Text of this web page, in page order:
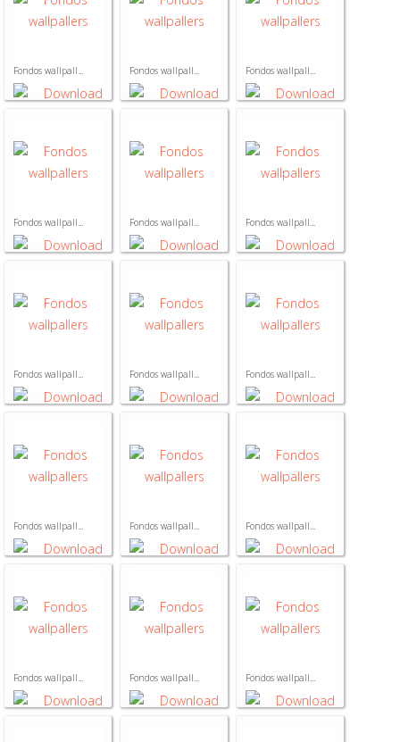
Fondos wallpall... Fondos wallpall... Fondos wallpall...
Fondos wallpall... Fondos wallpall... Fondos wallpall...
Fondos wallpall... Fondos wallpall... Fondos wallpall...
Fondos wallpall... Fondos wallpall... Fondos wallpall...
Fondos wallpall... Fondos wallpall... Fondos wallpall...